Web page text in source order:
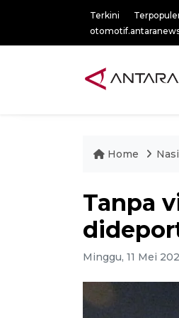
Terkini
Home
Tanpa
Minggu, 11 Mei